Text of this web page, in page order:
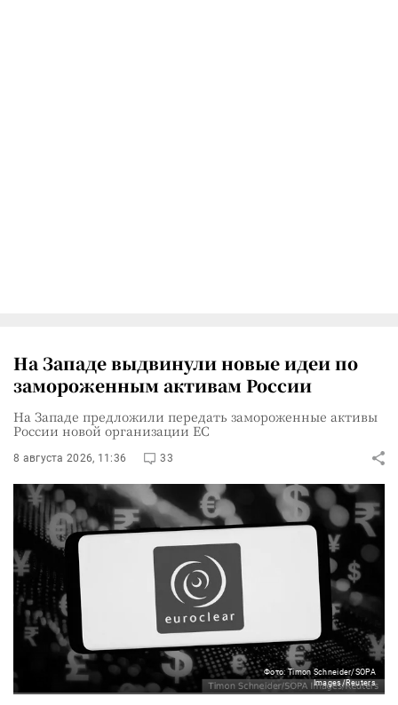
На Западе выдвинули новые идеи по
замороженным активам России
На Западе предложили передать замороженные активы
России новой организации ЕС
8 августа 2026, 11:36 33
Фото: Timon Schneider/SOPA
Images/Reuters